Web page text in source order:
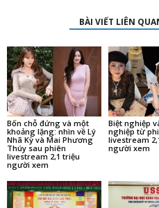
BÀI VIẾT LIÊN
Bốn chỗ đứng và một
khoảng lặng: nhìn về Lý
Nhã Kỳ và Mai Phương
Thúy sau phiên
livestream 2,1 triệu
người xem
Biệt nghiệp
nghiệp từ
livestream
người xem